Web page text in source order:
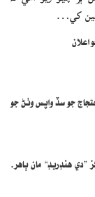
گير احتجاج جو سڏ واپس وٺڻ جو
”دي هنڊريڊ“ مان ٻاهر،